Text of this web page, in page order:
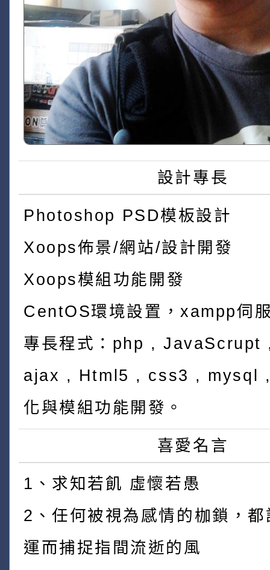
設計專長
Photoshop PSD模板設計
Xoops佈景/網站/設計開發
Xoops模組功能開發
CentOS環境設置，xampp伺
專長程式：php ,
ajax , Html5 , css3 , mysql
化與模組功能開發。
喜愛名言
1、求知若飢 虛懷若愚
2、任何被視為感情的枷鎖，
運而捕捉指間流逝的風